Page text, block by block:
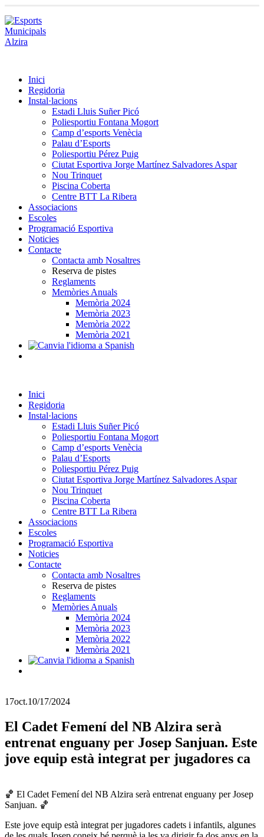
Inici
Regidoria
Instal·lacions
Estadi Lluis Suñer Picó
Poliesportiu Fontana Mogort
Camp d’esports Venècia
Palau d’Esports
Poliesportiu Pérez Puig
Ciutat Esportiva Jorge Martínez Salvadores Aspar
Nou Trinquet
Piscina Coberta
Centre BTT La Ribera
Associacions
Escoles
Programació Esportiva
Noticies
Contacte
Contacta amb Nosaltres
Reserva de pistes
Reglaments
Memòries Anuals
Memòria 2024
Memòria 2023
Memòria 2022
Memòria 2021
Inici
Regidoria
Instal·lacions
Estadi Lluis Suñer Picó
Poliesportiu Fontana Mogort
Camp d’esports Venècia
Palau d’Esports
Poliesportiu Pérez Puig
Ciutat Esportiva Jorge Martínez Salvadores Aspar
Nou Trinquet
Piscina Coberta
Centre BTT La Ribera
Associacions
Escoles
Programació Esportiva
Noticies
Contacte
Contacta amb Nosaltres
Reserva de pistes
Reglaments
Memòries Anuals
Memòria 2024
Memòria 2023
Memòria 2022
Memòria 2021
17oct.10/17/2024
El Cadet Femení del NB Alzira serà
entrenat enguany per Josep Sanjuan. Este
jove equip està integrat per jugadores ca
🏀 El Cadet Femení del NB Alzira serà entrenat enguany per Josep
Sanjuan. 🏀
Este jove equip està integrat per jugadores cadets i infantils, algunes